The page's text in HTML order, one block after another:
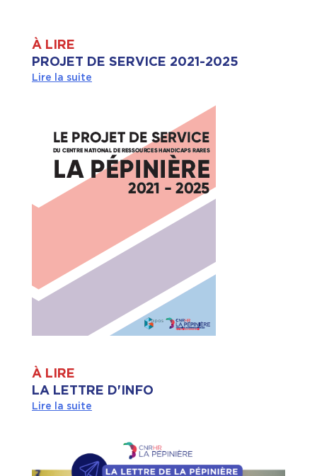
À LIRE
PROJET DE SERVICE 2021-2025
Lire la suite
À LIRE
LA LETTRE D'INFO
Lire la suite